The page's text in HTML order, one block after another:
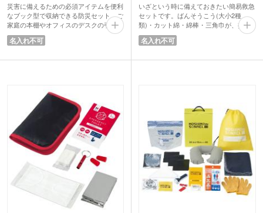
災害に備えるための必須アイテムを便利
なブック型で収納できる防災セット。ご
家庭の本棚やオフィスのデスクの引き出
しに邪魔にならず収納できます。簡易ト
イレやアルミブランケットなど災害時に
ど、厳選された防災用品が20点揃ってい
業での防災備品におすすめ。スマートに
保管できる箱型防災セットがあると安心
名入れ不可
いざという時に備えておきたい簡易救急
セットです。ばんそうこう(大小2種
類)・カット綿・綿棒・三角巾が、持ち
運びやすい赤いポーチに入っています。
災害時やアウトドア、スポーツ時や日常
ンパクトでかさばらず、防災バッグや車
名入れ不可